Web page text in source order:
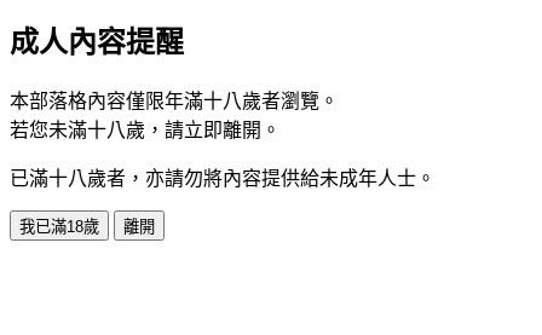
成人內容提醒
本部落格內容僅限年滿十八歲者瀏覽。
若您未滿十八歲，請立即離開。
已滿十八歲者，亦請勿將內容提供給未成年人士。
我已滿18歲 離開